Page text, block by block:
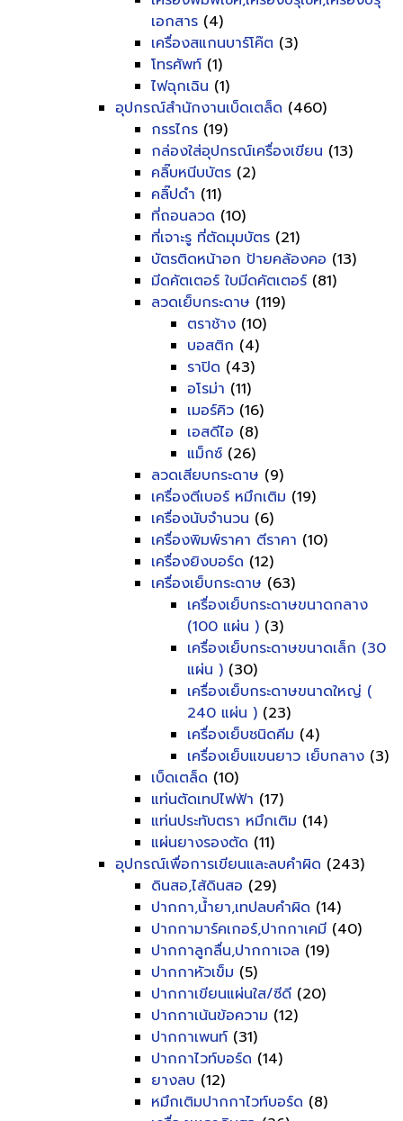
เอกสาร (4)
เครื่องสแกนบาร์โค๊ต (3)
โทรศัพท์ (1)
ไฟฉุกเฉิน (1)
อุปกรณ์สำนักงานเบ็ดเตล็ด (460)
กรรไกร (19)
กล่องใส่อุปกรณ์เครื่องเขียน (13)
คลิ๊บหนีบบัตร (2)
คลิ๊ปดำ (11)
ที่ถอนลวด (10)
ที่เจาะรู ที่ตัดมุมบัตร (21)
บัตรติดหน้าอก ป้ายคล้องคอ (13)
มีดคัตเตอร์ ใบมีดคัตเตอร์ (81)
ลวดเย็บกระดาษ (119)
ตราช้าง (10)
บอสติก (4)
ราปิด (43)
อโรม่า (11)
เมอร์คิว (16)
เอสดีไอ (8)
แม็กซ์ (26)
ลวดเสียบกระดาษ (9)
เครื่องตีเบอร์ หมึกเติม (19)
เครื่องนับจำนวน (6)
เครื่องพิมพ์ราคา ตีราคา (10)
เครื่องยิงบอร์ด (12)
เครื่องเย็บกระดาษ (63)
เครื่องเย็บกระดาษขนาดกลาง
(100 แผ่น ) (3)
เครื่องเย็บกระดาษขนาดเล็ก (30
แผ่น ) (30)
เครื่องเย็บกระดาษขนาดใหญ่ (
240 แผ่น ) (23)
เครื่องเย็บชนิดคีม (4)
เครื่องเย็บแขนยาว เย็บกลาง (3)
เบ็ดเตล็ด (10)
แท่นตัดเทปไฟฟ้า (17)
แท่นประทับตรา หมึกเติม (14)
แผ่นยางรองตัด (11)
อุปกรณ์เพื่อการเขียนและลบคำผิด (243)
ดินสอ,ไส้ดินสอ (29)
ปากกา,น้ำยา,เทปลบคำผิด (14)
ปากกามาร์คเกอร์,ปากกาเคมี (40)
ปากกาลูกลื่น,ปากกาเจล (19)
ปากกาหัวเข็ม (5)
ปากกาเขียนแผ่นใส/ซีดี (20)
ปากกาเน้นข้อความ (12)
ปากกาเพนท์ (31)
ปากกาไวท์บอร์ด (14)
ยางลบ (12)
หมึกเติมปากกาไวท์บอร์ด (8)